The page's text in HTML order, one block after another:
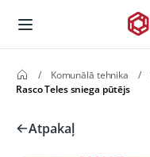
/ Komunālā tehnika /
Rasco Teles sniega pūtējs
Atpakaļ